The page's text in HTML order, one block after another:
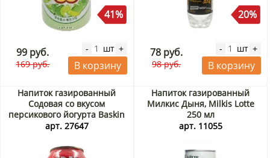
41%
99 руб.
169 руб.
- шт +
В корзину
20%
78 руб.
98 руб.
- шт +
В корзину
Напиток газированный
Содовая со вкусом
персикового йогурта Baskin
Robbins Milky Soda Peach
арт. 27647
Напиток газированный
Милкис Дыня, Milkis Lotte
250 мл
арт. 11055